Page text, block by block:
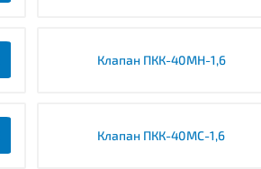
Клапан ПКК-40МН-1,6
Клапан ПКК-40МС-1,6